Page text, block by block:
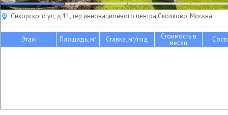
Сикорского ул, д 11, тер инновационного центра Сколково, Москва
Этаж Площадь, м2 Ставка, м2/год Стоимость в
месяц